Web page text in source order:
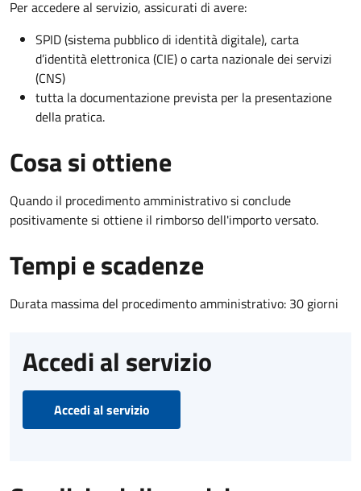
Per accedere al servizio, assicurati di avere:
SPID (sistema pubblico di identità digitale), carta
d’identità elettronica (CIE) o carta nazionale dei servizi
(CNS)
tutta la documentazione prevista per la presentazione
della pratica.
Cosa si ottiene
Quando il procedimento amministrativo si conclude
positivamente si ottiene il rimborso dell'importo versato.
Tempi e scadenze
Durata massima del procedimento amministrativo: 30 giorni
Accedi al servizio
Accedi al servizio